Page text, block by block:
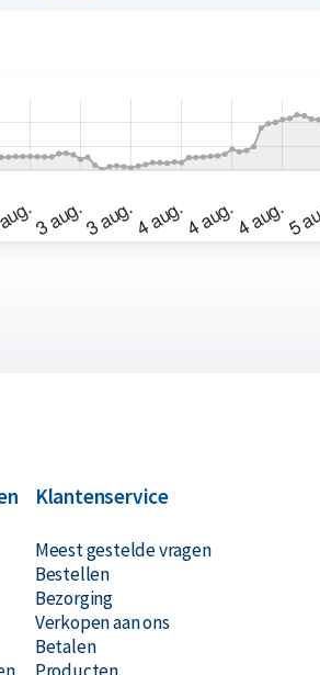
Klantenservice
Meest gestelde vragen
Bestellen
Bezorging
Verkopen aan ons
Betalen
Producten